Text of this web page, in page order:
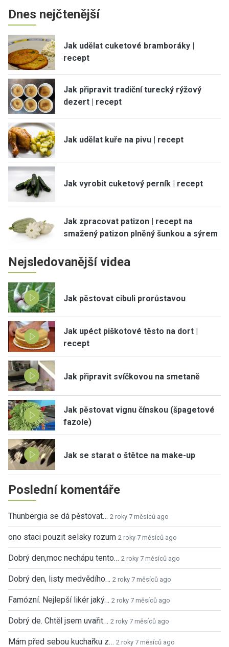
Dnes nejčtenější
Jak udělat cuketové bramboráky |
recept
Jak připravit tradiční turecký rýžový
dezert | recept
Jak udělat kuře na pivu | recept
Jak vyrobit cuketový perník | recept
Jak zpracovat patizon | recept na
smažený patizon plněný šunkou a sýrem
Nejsledovanější videa
Jak pěstovat cibuli prorůstavou
Jak upéct piškotové těsto na dort |
recept
Jak připravit svíčkovou na smetaně
Jak pěstovat vignu čínskou (špagetové
fazole)
Jak se starat o štětce na make-up
Poslední komentáře
Thunbergia se dá pěstovat… 2 roky 7 měsíců ago
ono staci pouzit selsky rozum 2 roky 7 měsíců ago
Dobrý den,moc nechápu tento… 2 roky 7 měsíců ago
Dobrý den, listy medvědího… 2 roky 7 měsíců ago
Famózní. Nejlepší likér jaký… 2 roky 7 měsíců ago
Dobrý de. Chtěl jsem uvařit… 2 roky 7 měsíců ago
Mám před sebou kuchařku z… 2 roky 7 měsíců ago